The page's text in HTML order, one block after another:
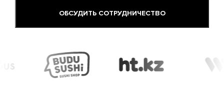
ОБСУДИТЬ СОТРУДНИЧЕСТВО